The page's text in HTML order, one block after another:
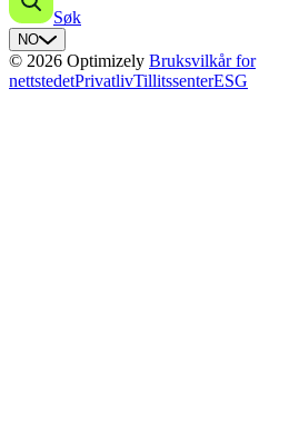
Søk
NO
© 2026 Optimizely Bruksvilkår for
nettstedetPrivatlivTillitssenterESG